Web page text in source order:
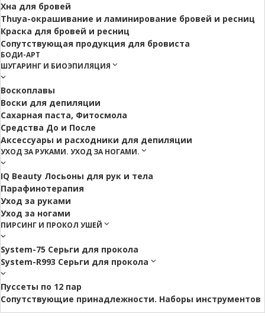
Хна для бровей
Thuya-окрашивание и ламинирование бровей и ресниц
Краска для бровей и ресниц
Сопутствующая продукция для бровиста
БОДИ-АРТ
ШУГАРИНГ И БИОЭПИЛЯЦИЯ
Воскоплавы
Воски для депиляции
Сахарная паста, Фитосмола
Средства До и После
Аксессуары и расходники для депиляции
УХОД ЗА РУКАМИ. УХОД ЗА НОГАМИ.
IQ Beauty Лосьоны для рук и тела
Парафинотерапия
Уход за руками
Уход за ногами
ПИРСИНГ И ПРОКОЛ УШЕЙ
System-75 Серьги для прокола
System-R993 Серьги для прокола
Пуссеты по 12 пар
Cопутствующие принадлежности. Наборы инструментов